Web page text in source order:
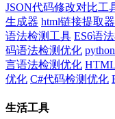
JSON代码修改对比工
生成器 html链接提取器
语法检测工具 ES6语
码语法检测优化
言语法检测优化
优化 C#代码检测优化
生活工具